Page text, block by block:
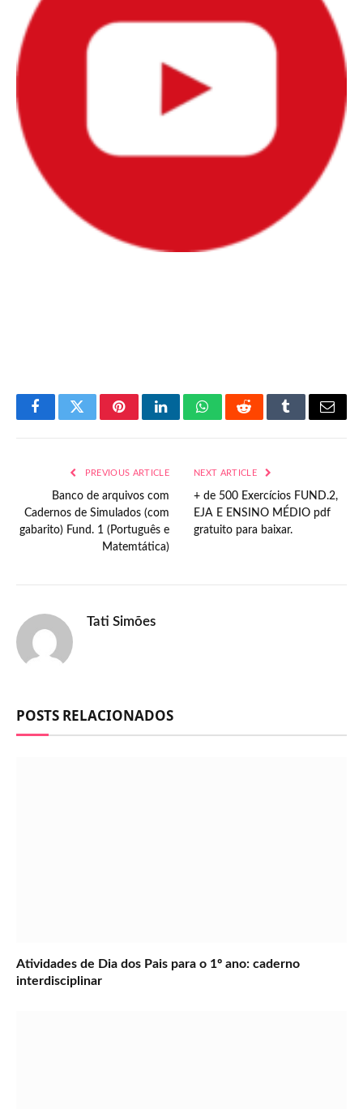
FacebookTwitterPinterestLinkedInWhatsAppRedditTumblrEmail
PREVIOUS ARTICLE
Banco de arquivos com
Cadernos de Simulados (com
gabarito) Fund. 1 (Português e
Matemtática)
NEXT ARTICLE
+ de 500 Exercícios FUND.2,
EJA E ENSINO MÉDIO pdf
gratuito para baixar.
Tati Simões
POSTS RELACIONADOS
Atividades de Dia dos Pais para o 1º ano: caderno
interdisciplinar